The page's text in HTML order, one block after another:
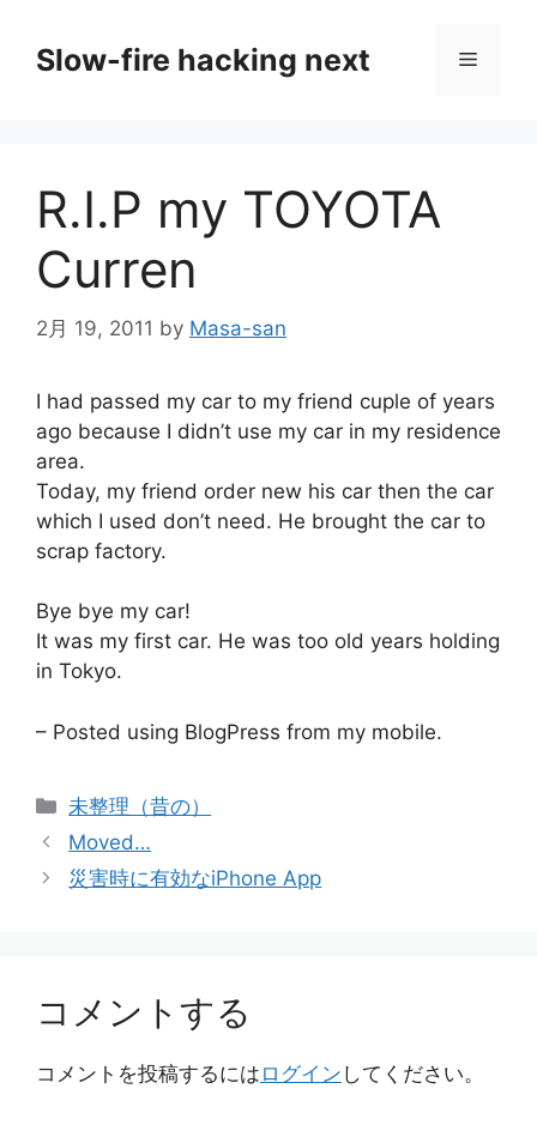
Slow-fire hacking next メ
R.I.P my TOYOTA
Curren
2月 19, 2011 by Masa-san
I had passed my car to my friend cuple of years
ago because I didn’t use my car in my residence
area.
Today, my friend order new his car then the car
which I used don’t need. He brought the car to
scrap factory.
Bye bye my car!
It was my first car. He was too old years holding
in Tokyo.
– Posted using BlogPress from my mobile.
カ
テ
リ
未整理（昔の）
Moved…
災害時に有効なiPhone App
コメントする
コメントを投稿するには ログイン してください。